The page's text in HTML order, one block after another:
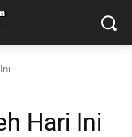
Hari Ini